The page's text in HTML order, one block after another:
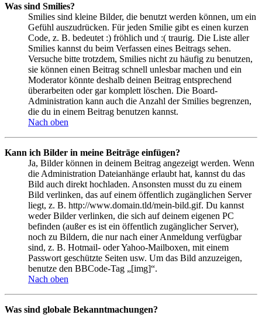
Was sind Smilies?
Smilies sind kleine Bilder, die benutzt werden können, um ein
Gefühl auszudrücken. Für jeden Smilie gibt es einen kurzen
Code, z. B. bedeutet :) fröhlich und :( traurig. Die Liste aller
Smilies kannst du beim Verfassen eines Beitrags sehen.
Versuche bitte trotzdem, Smilies nicht zu häufig zu benutzen,
sie können einen Beitrag schnell unlesbar machen und ein
Moderator könnte deshalb deinen Beitrag entsprechend
überarbeiten oder gar komplett löschen. Die Board-
Administration kann auch die Anzahl der Smilies begrenzen,
die du in einem Beitrag benutzen kannst.
Nach oben
Kann ich Bilder in meine Beiträge einfügen?
Ja, Bilder können in deinem Beitrag angezeigt werden. Wenn
die Administration Dateianhänge erlaubt hat, kannst du das
Bild auch direkt hochladen. Ansonsten musst du zu einem
Bild verlinken, das auf einem öffentlich zugänglichen Server
liegt, z. B. http://www.domain.tld/mein-bild.gif. Du kannst
weder Bilder verlinken, die sich auf deinem eigenen PC
befinden (außer es ist ein öffentlich zugänglicher Server),
noch zu Bildern, die nur nach einer Anmeldung verfügbar
sind, z. B. Hotmail- oder Yahoo-Mailboxen, mit einem
Passwort geschützte Seiten usw. Um das Bild anzuzeigen,
benutze den BBCode-Tag „[img]“.
Nach oben
Was sind globale Bekanntmachungen?